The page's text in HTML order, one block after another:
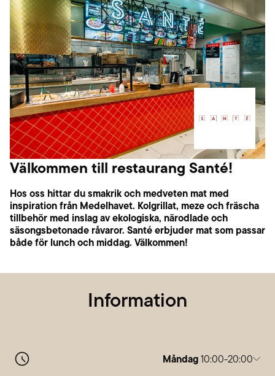
Välkommen till restaurang Santé!
Hos oss hittar du smakrik och medveten mat med
inspiration från Medelhavet. Kolgrillat, meze och fräscha
tillbehör med inslag av ekologiska, närodlade och
säsongsbetonade råvaror. Santé erbjuder mat som passar
både för lunch och middag. Välkommen!
Information
Måndag10:00-20:00